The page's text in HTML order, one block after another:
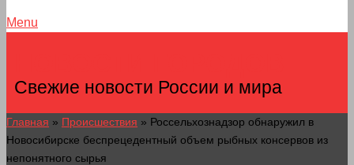
Menu
Свежие новости России и мира
Главная » Происшествия » Россельхознадзор обнаружил в
Новосибирске беспрецедентный объем рыбных консервов из
непонятного сырья